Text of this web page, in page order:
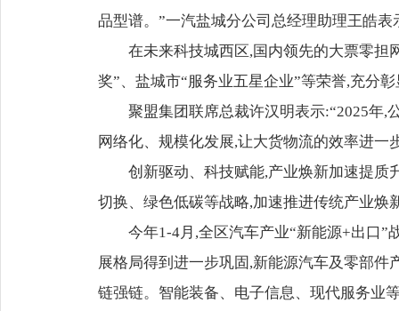
品型谱。”一汽盐城分公司总经理助理王皓表
在未来科技城西区,国内领先的大票零担
奖”、盐城市“服务业五星企业”等荣誉,充分
聚盟集团联席总裁许汉明表示:“2025年,
网络化、规模化发展,让大货物流的效率进
创新驱动、科技赋能,产业焕新加速提质
切换、绿色低碳等战略,加速推进传统产业焕
今年1-4月,全区汽车产业“新能源+出口”
展格局得到进一步巩固,新能源汽车及零部
链强链。智能装备、电子信息、现代服务业